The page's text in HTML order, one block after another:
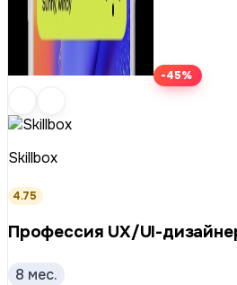
-45%
Skillbox
4.75
Профессия UX/UI-
8 мес.